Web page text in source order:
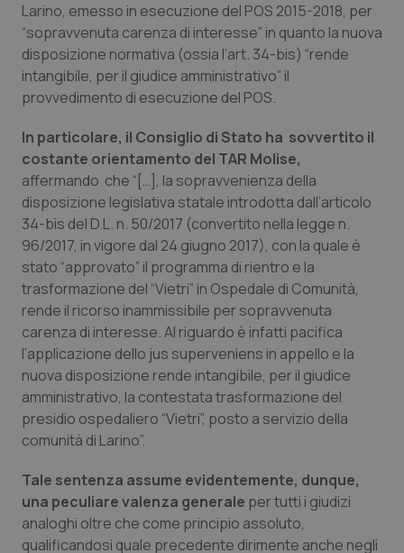
Quotidiano Oncologia
Quotidiano Pediatria
Salute orale & impianti
Sangue & coagulazione
Tiroide
Tumore al seno
Tumore ovarico
Tumori del Polmone & Testa Collo
Tumori gastrointestinali
Ulcera & Reflusso
Vaccini
Larino, emesso in esecuzione del POS 2015-2018, per
“sopravvenuta carenza di interesse” in quanto la nuova
disposizione normativa (ossia l’art. 34-bis) “rende
intangibile, per il giudice amministrativo” il
provvedimento di esecuzione del POS.
In particolare, il Consiglio di Stato ha sovvertito il
costante orientamento del TAR Molise,
affermando che “[…], la sopravvenienza della
disposizione legislativa statale introdotta dall’articolo
34-bis del D.L. n. 50/2017 (convertito nella legge n.
96/2017, in vigore dal 24 giugno 2017), con la quale è
stato “approvato” il programma di rientro e la
trasformazione del “Vietri” in Ospedale di Comunità,
rende il ricorso inammissibile per sopravvenuta
carenza di interesse. Al riguardo è infatti pacifica
l’applicazione dello jus superveniens in appello e la
nuova disposizione rende intangibile, per il giudice
amministrativo, la contestata trasformazione del
presidio ospedaliero “Vietri”, posto a servizio della
comunità di Larino”.
Tale sentenza assume evidentemente, dunque,
una peculiare valenza generale per tutti i giudizi
analoghi oltre che come principio assoluto,
qualificandosi quale precedente dirimente anche negli